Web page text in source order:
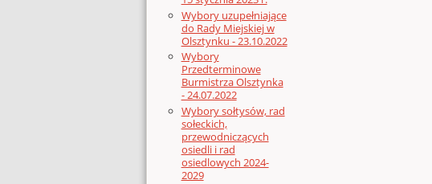
Wybory uzupełniające
do Rady Miejskiej w
Olsztynku - 23.10.2022
Wybory
Przedterminowe
Burmistrza Olsztynka
- 24.07.2022
Wybory sołtysów, rad
sołeckich,
przewodniczących
osiedli i rad
osiedlowych 2024-
2029